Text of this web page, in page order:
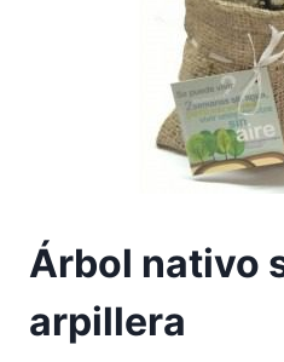
Árbol nativo
arpillera